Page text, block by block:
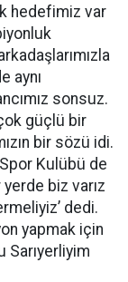
hedefimiz var
aynı
sonsuz.
güçlü bir
bir sözü idi.
Kulübü de
biz varız
dedi.
yapmak için
Sarıyerliyim